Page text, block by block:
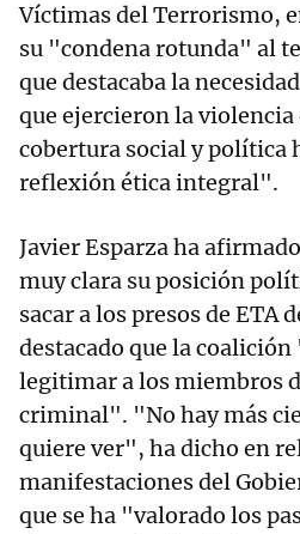
Víctimas del Terrorismo,
su "condena rotunda" al
que destacaba la
que ejercieron la
cobertura social y política
reflexión ética integral".
Javier Esparza ha
muy clara su posición
sacar a los presos de ETA
destacado que la
legitimar a los miembros
criminal". "No hay más
quiere ver", ha dicho en
manifestaciones del
que se ha "valorado los